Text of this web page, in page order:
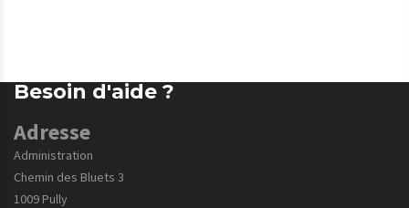
Besoin d'aide ?
Adresse
Administration
Chemin des Bluets 3
1009 Pully